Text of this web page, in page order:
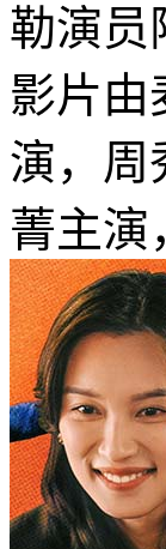
勒演员
影片由
演，周
菁主演